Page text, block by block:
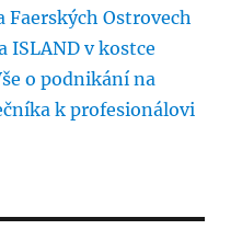
Faerských Ostrovech
ISLAND v kostce
o podnikání na
k profesionálovi